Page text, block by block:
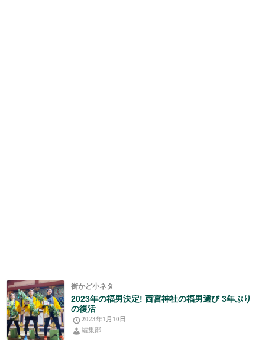
街かど小ネタ
2023年の福男決定! 西宮神社の福男選び 3年ぶり
の復活
2023年1月10日
編集部